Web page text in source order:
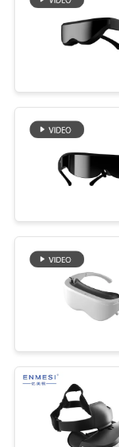
QUALITÉ
CAS
DEMANDEZ
CITATION
SHOPPING
ONLINE
PLAN
DU